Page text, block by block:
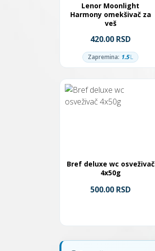
Lenor Moonlight
Harmony omekšivač za
veš
420.00 RSD
Zapremina: 1.5L
Bref deluxe wc osveživač
4x50g
500.00 RSD